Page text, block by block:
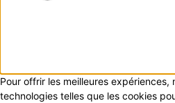
Pour offrir les meilleures expériences,
technologies telles que les cookies